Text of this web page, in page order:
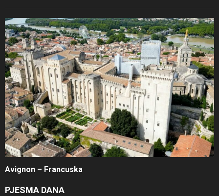
Avignon – Francuska
PJESMA DANA